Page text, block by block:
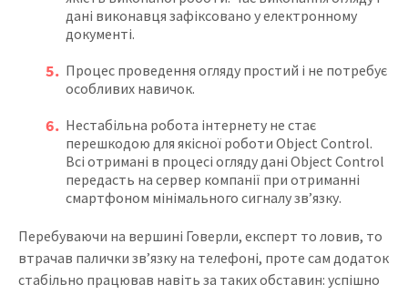
дані виконавця зафіксовано у електронному
документі.
Процес проведення огляду простий і не потребує
особливих навичок.
Нестабільна робота інтернету не стає
перешкодою для якісної роботи Object Control.
Всі отримані в процесі огляду дані Object Control
передасть на сервер компанії при отриманні
смартфоном мінімального сигналу зв’язку.
Перебуваючи на вершині Говерли, експерт то ловив, то
втрачав палички зв’язку на телефоні, проте сам додаток
стабільно працював навіть за таких обставин: успішно